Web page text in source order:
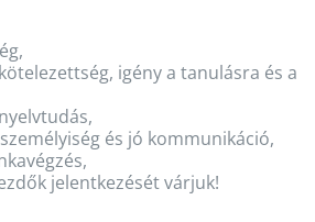
igény a tanulásra és a
és jó kommunikáció,
jelentkezését várjuk!